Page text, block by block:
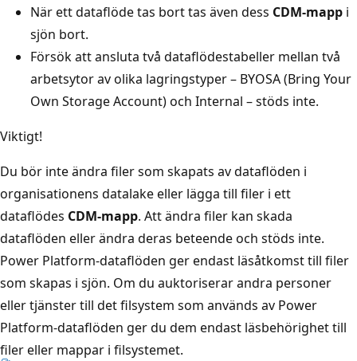
När ett dataflöde tas bort tas även dess CDM-mapp i
sjön bort.
Försök att ansluta två dataflödestabeller mellan två
arbetsytor av olika lagringstyper – BYOSA (Bring Your
Own Storage Account) och Internal – stöds inte.
Viktigt!
Du bör inte ändra filer som skapats av dataflöden i
organisationens datalake eller lägga till filer i ett
dataflödes CDM-mapp. Att ändra filer kan skada
dataflöden eller ändra deras beteende och stöds inte.
Power Platform-dataflöden ger endast läsåtkomst till filer
som skapas i sjön. Om du auktoriserar andra personer
eller tjänster till det filsystem som används av Power
Platform-dataflöden ger du dem endast läsbehörighet till
filer eller mappar i filsystemet.